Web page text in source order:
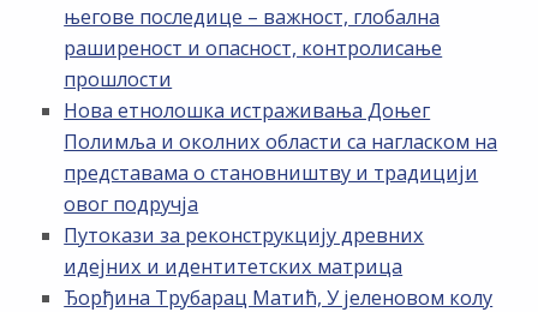
његове последице – важност, глобална
раширеност и опасност, контролисање
прошлости
Нова етнолошка истраживања Доњег
Полимља и околних области са нагласком на
представама о становништву и традицији
овог подручја
Путокази за реконструкцију древних
идејних и идентитетских матрица
Ђорђина Трубарац Матић, У јеленовом колу